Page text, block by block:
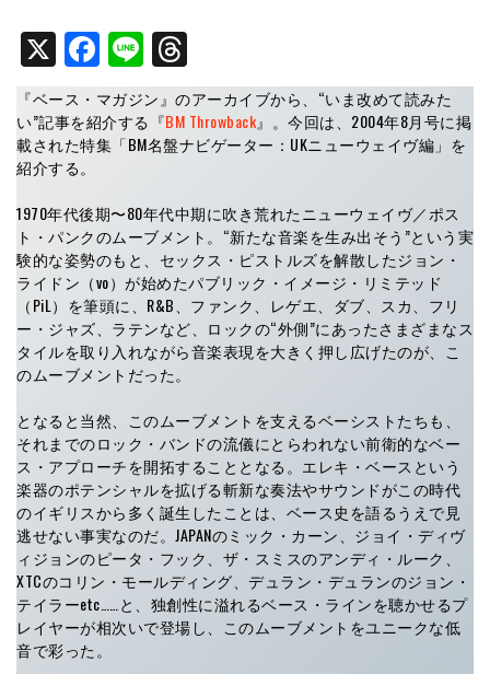
X Facebook
Line
『ベース・マガジン』のアーカイブから、“いま改めて読みた
い”記事を紹介する『BM Throwback』。今回は、2004年8月号に掲
載された特集「BM名盤ナビゲーター：UKニューウェイヴ編」を
紹介する。
1970年代後期〜80年代中期に吹き荒れたニューウェイヴ／ポス
ト・パンクのムーブメント。“新たな音楽を生み出そう”という実
験的な姿勢のもと、セックス・ピストルズを解散したジョン・
ライドン（vo）が始めたパブリック・イメージ・リミテッド
（PiL）を筆頭に、R&B、ファンク、レゲエ、ダブ、スカ、フリ
ー・ジャズ、ラテンなど、ロックの“外側”にあったさまざまなス
タイルを取り入れながら音楽表現を大きく押し広げたのが、こ
のムーブメントだった。
となると当然、このムーブメントを支えるベーシストたちも、
それまでのロック・バンドの流儀にとらわれない前衛的なベー
ス・アプローチを開拓することとなる。エレキ・ベースという
楽器のポテンシャルを拡げる斬新な奏法やサウンドがこの時代
のイギリスから多く誕生したことは、ベース史を語るうえで見
逃せない事実なのだ。JAPANのミック・カーン、ジョイ・ディヴ
ィジョンのピータ・フック、ザ・スミスのアンディ・ルーク、
XTCのコリン・モールディング、デュラン・デュランのジョン・
テイラーetc……と、独創性に溢れるベース・ラインを聴かせるプ
レイヤーが相次いで登場し、このムーブメントをユニークな低
音で彩った。